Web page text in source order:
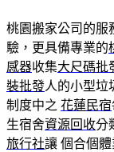
桃園搬家公司的服
驗，更具備專業的
感器收集大尺碼批
裝批發人的小型垃
制度中之 花蓮民宿
生宿舍資源回收分
旅行社讓 個合個